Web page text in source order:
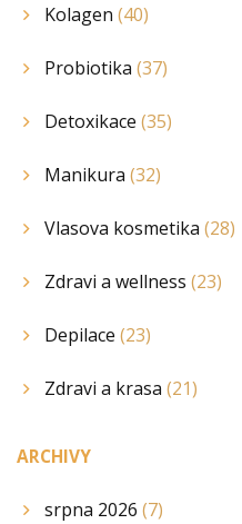
Kolagen (40)
Probiotika (37)
Detoxikace (35)
Manikura (32)
Vlasova kosmetika (28)
Zdravi a wellness (23)
Depilace (23)
Zdravi a krasa (21)
ARCHIVY
srpna 2026 (7)